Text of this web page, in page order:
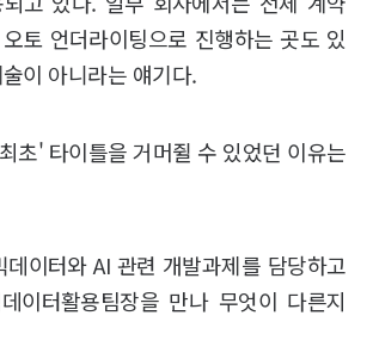
토 언더라이팅으로 진행하는 곳도 있
이 아니라는 얘기다.
초' 타이틀을 거머쥘 수 있었던 이유는
데이터와 AI 관련 개발과제를 담당하고
이터활용팀장을 만나 무엇이 다른지